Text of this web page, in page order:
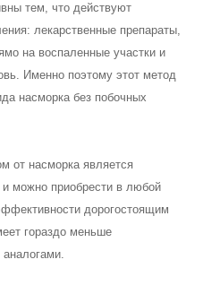
тем, что действуют
лекарственные препараты,
на воспаленные участки и
Именно поэтому этот метод
насморка без побочных
от насморка является
можно приобрести в любой
дорогостоящим
гораздо меньше
аналогами.